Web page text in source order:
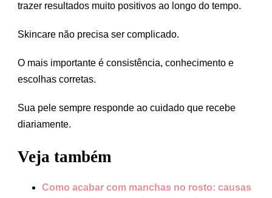
trazer resultados muito positivos ao longo do tempo.
Skincare não precisa ser complicado.
O mais importante é consistência, conhecimento e
escolhas corretas.
Sua pele sempre responde ao cuidado que recebe
diariamente.
Veja também
Como acabar com manchas no rosto: causas